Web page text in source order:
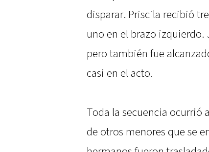
disparar. Priscila recibió
uno en el brazo izquierdo.
pero también fue
casi en el acto.
Toda la secuencia ocurrió
de otros menores que se